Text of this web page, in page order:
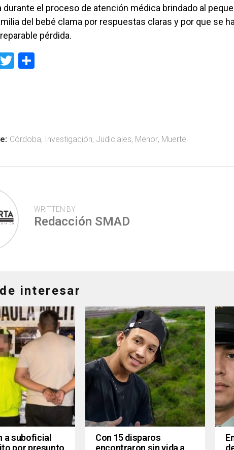
durante el proceso de atención médica brindado al
del bebé clama por respuestas claras y por que se
pérdida.
T
tir
Córdoba, Investigación, Judiciales, Menor, Muerte
WRITTEN BY
Redacción SMAD
interesar
a suboficial
por presunto
Con 15 disparos
encontraron sin vida a